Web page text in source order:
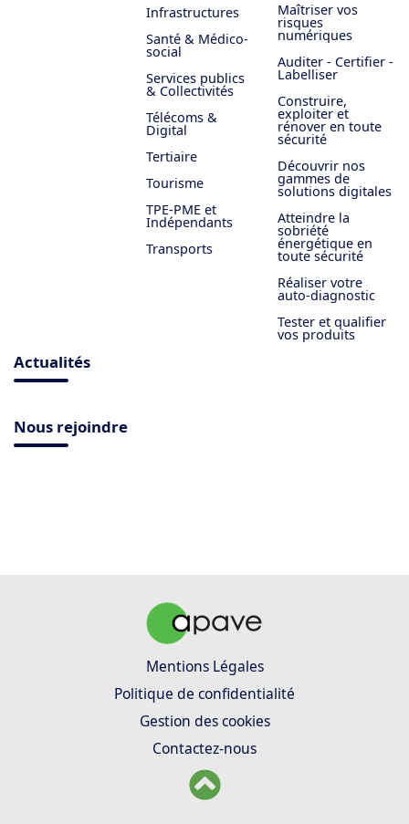
Infrastructures
Santé & Médico-
social
Services publics
& Collectivités
Télécoms &
Digital
Tertiaire
Tourisme
TPE-PME et
Indépendants
Transports
Maîtriser vos
risques
numériques
Auditer - Certifier -
Labelliser
Construire,
exploiter et
rénover en toute
sécurité
Découvrir nos
gammes de
solutions digitales
Atteindre la
sobriété
énergétique en
toute sécurité
Réaliser votre
auto-diagnostic
Tester et qualifier
vos produits
Actualités
Nous rejoindre
Mentions Légales
Politique de confidentialité
Gestion des cookies
Contactez-nous